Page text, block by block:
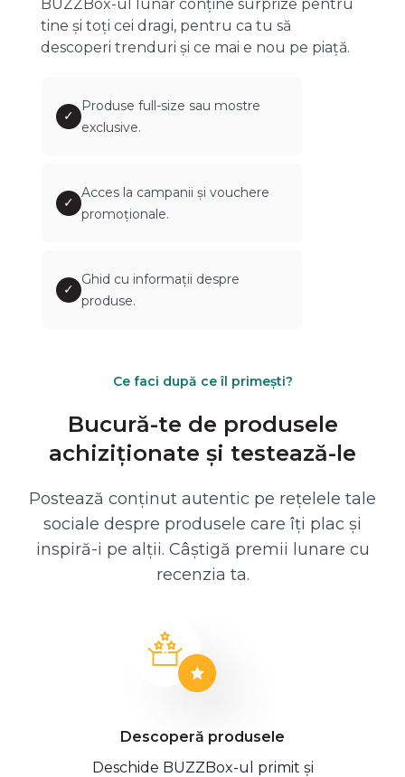
BUZZBox-ul lunar conține surprize pentru
tine și toți cei dragi, pentru ca tu să
descoperi trenduri și ce mai e nou pe piață.
✓
Produse full-size sau mostre
exclusive.
✓
Acces la campanii și vouchere
promoționale.
✓
Ghid cu informații despre
produse.
Ce faci după ce îl primești?
Bucură-te de produsele
achiziționate și testează-le
Postează conținut autentic pe rețelele tale
sociale despre produsele care îți plac și
inspiră-i pe alții. Câștigă premii lunare cu
recenzia ta.
Descoperă produsele
Deschide BUZZBox-ul primit și